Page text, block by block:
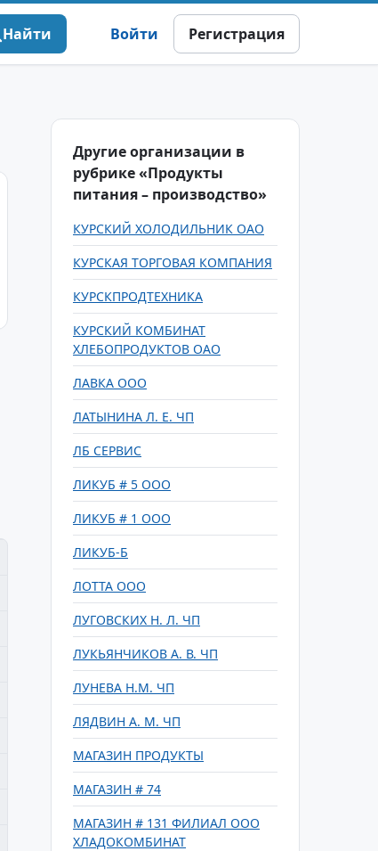
Найти Войти Регистрация
Другие организации в
рубрике «Продукты
питания – производство»
КУРСКИЙ ХОЛОДИЛЬНИК ОАО
КУРСКАЯ ТОРГОВАЯ КОМПАНИЯ
КУРСКПРОДТЕХНИКА
КУРСКИЙ КОМБИНАТ
ХЛЕБОПРОДУКТОВ ОАО
ЛАВКА ООО
ЛАТЫНИНА Л. Е. ЧП
ЛБ СЕРВИС
ЛИКУБ # 5 ООО
ЛИКУБ # 1 ООО
ЛИКУБ-Б
ЛОТТА ООО
ЛУГОВСКИХ Н. Л. ЧП
ЛУКЬЯНЧИКОВ А. В. ЧП
ЛУНЕВА Н.М. ЧП
ЛЯДВИН А. М. ЧП
МАГАЗИН ПРОДУКТЫ
МАГАЗИН # 74
МАГАЗИН # 131 ФИЛИАЛ ООО
ХЛАДОКОМБИНАТ